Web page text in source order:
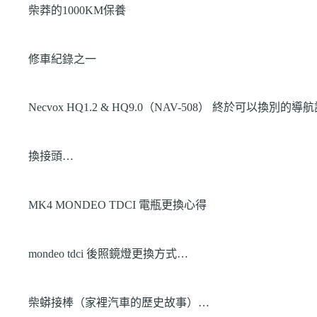
柴莽的1000KM保養
修車紀錄之一
Necvox HQ1.2 & HQ9.0（NAV-508） 終於可以換別的導
換接頭…
MK4 MONDEO TDCI 電瓶更換心得
mondeo tdci 後照鏡燈更換方式…
柴蟒接棒（家裡汽車的歷史故事）…